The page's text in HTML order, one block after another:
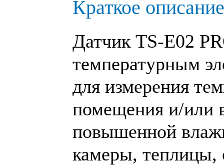
Краткое
Датчик TS-E02
температурным
для измерения
помещения и/или
повышенной
камеры,